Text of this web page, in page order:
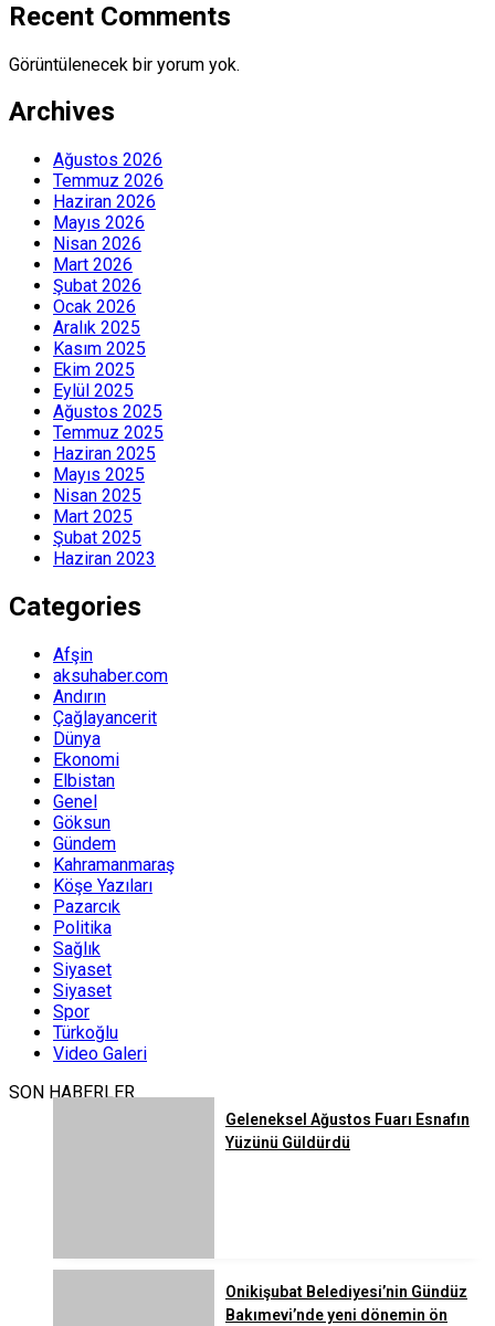
Recent Comments
Görüntülenecek bir yorum yok.
Archives
Ağustos 2026
Temmuz 2026
Haziran 2026
Mayıs 2026
Nisan 2026
Mart 2026
Şubat 2026
Ocak 2026
Aralık 2025
Kasım 2025
Ekim 2025
Eylül 2025
Ağustos 2025
Temmuz 2025
Haziran 2025
Mayıs 2025
Nisan 2025
Mart 2025
Şubat 2025
Haziran 2023
Categories
Afşin
aksuhaber.com
Andırın
Çağlayancerit
Dünya
Ekonomi
Elbistan
Genel
Göksun
Gündem
Kahramanmaraş
Köşe Yazıları
Pazarcık
Politika
Sağlık
Siyaset
Siyaset
Spor
Türkoğlu
Video Galeri
SON HABERLER
Geleneksel Ağustos Fuarı Esnafın
Yüzünü Güldürdü
Onikişubat Belediyesi’nin Gündüz
Bakımevi’nde yeni dönemin ön